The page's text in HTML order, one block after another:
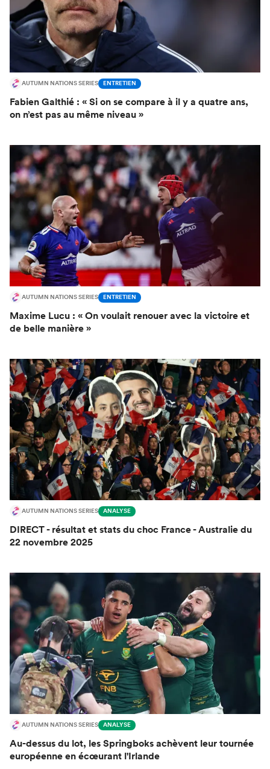
AUTUMN NATIONS SERIES ENTRETIEN
Fabien Galthié : « Si on se compare à il y a quatre ans,
on n’est pas au même niveau »
AUTUMN NATIONS SERIES ENTRETIEN
Maxime Lucu : « On voulait renouer avec la victoire et
de belle manière »
AUTUMN NATIONS SERIES ANALYSE
DIRECT - résultat et stats du choc France - Australie du
22 novembre 2025
AUTUMN NATIONS SERIES ANALYSE
Au-dessus du lot, les Springboks achèvent leur tournée
européenne en écœurant l'Irlande